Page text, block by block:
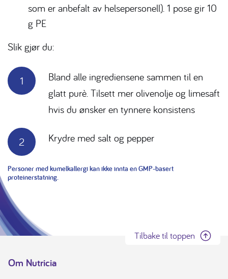
som er anbefalt av helsepersonell). 1 pose gir 10
g PE
Slik gjør du:
Bland alle ingrediensene sammen til en
glatt purè. Tilsett mer olivenolje og limesaft
hvis du ønsker en tynnere konsistens
Krydre med salt og pepper
Personer med kumelkallergi kan ikke innta en GMP-basert
proteinerstatning.
Tilbake til toppen
Om Nutricia